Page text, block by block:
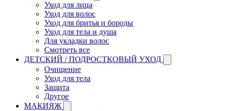
Уход для лица
Уход для волос
Уход для бритья и бороды
Уход для тела и душа
Для укладки волос
Смотреть все
ДЕТСКИЙ / ПОДРОСТКОВЫЙ УХОД
Очищение
Уход для тела
Защита
Другое
МАКИЯЖ